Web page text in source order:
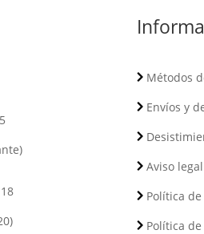
Métodos
Envíos y
Aviso legal
Política
Política de